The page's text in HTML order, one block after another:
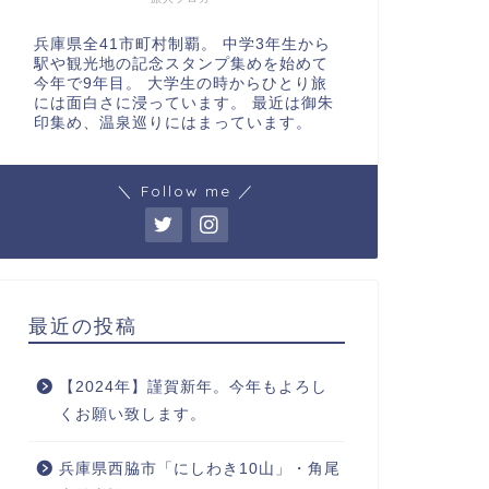
兵庫県全41市町村制覇。 中学3年生から
駅や観光地の記念スタンプ集めを始めて
今年で9年目。 大学生の時からひとり旅
には面白さに浸っています。 最近は御朱
印集め、温泉巡りにはまっています。
＼ Follow me ／
最近の投稿
【2024年】謹賀新年。今年もよろし
くお願い致します。
兵庫県西脇市「にしわき10山」・角尾